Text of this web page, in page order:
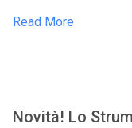
Read More
Novità! Lo